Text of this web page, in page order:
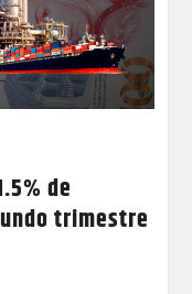
de
trimestre